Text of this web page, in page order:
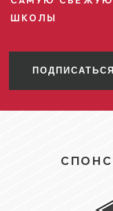
ШКОЛЫ
ПОДПИСАТЬСЯ